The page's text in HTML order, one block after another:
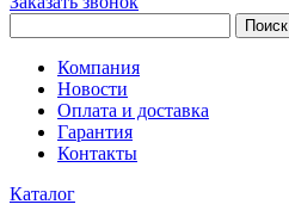
Поиск
Компания
Новости
Оплата и доставка
Гарантия
Контакты
Каталог